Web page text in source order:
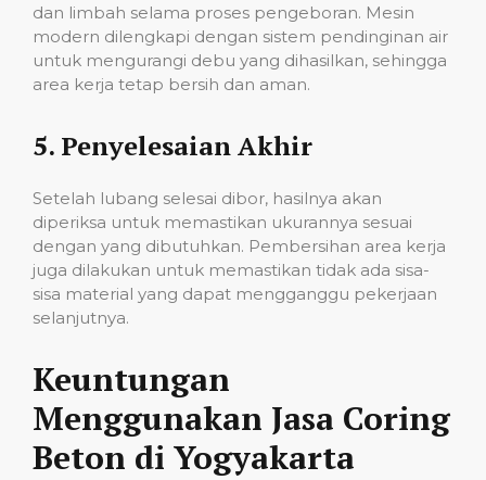
dan limbah selama proses pengeboran. Mesin
modern dilengkapi dengan sistem pendinginan air
untuk mengurangi debu yang dihasilkan, sehingga
area kerja tetap bersih dan aman.
5. Penyelesaian Akhir
Setelah lubang selesai dibor, hasilnya akan
diperiksa untuk memastikan ukurannya sesuai
dengan yang dibutuhkan. Pembersihan area kerja
juga dilakukan untuk memastikan tidak ada sisa-
sisa material yang dapat mengganggu pekerjaan
selanjutnya.
Keuntungan
Menggunakan Jasa Coring
Beton di Yogyakarta